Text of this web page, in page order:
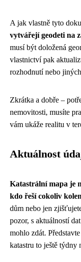
A jak vlastně tyto
vytvářejí geodeti na
musí být doložená
vlastnictví pak
rozhodnutí nebo
Zkrátka a dobře –
nemovitosti, musíte
vám ukáže realitu v
Aktuálnost
Katastrální mapa je
kdo řeší cokoliv
dům nebo jen
pozor, s aktuálností
mohlo zdát.
katastru to ještě týdny